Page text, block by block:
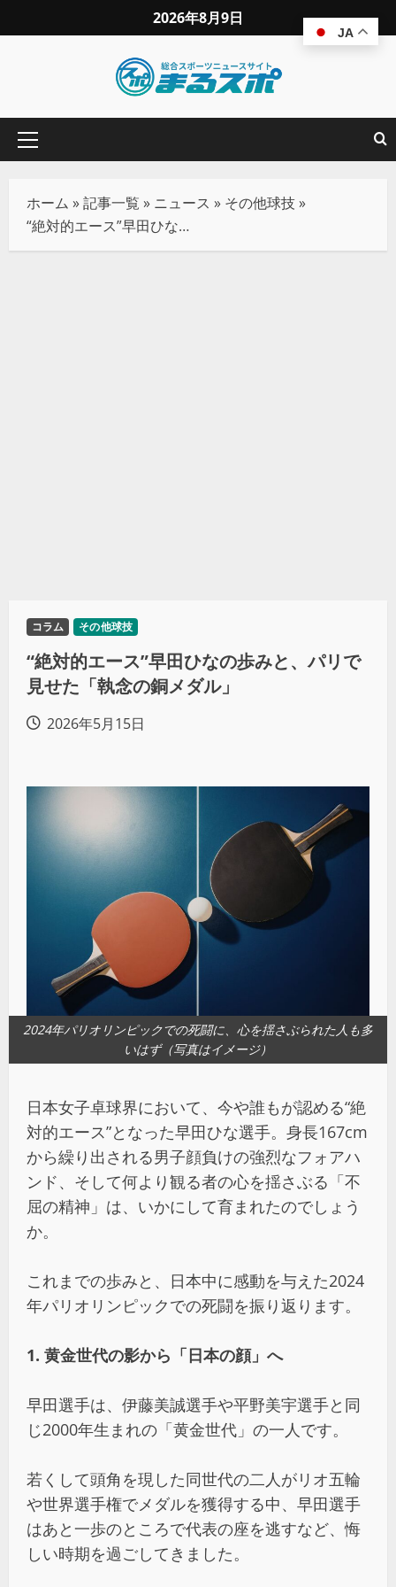
2026年8月9日
ホーム »記事一覧 » ニュース » その他球技»
“絶対的エース”早田ひなの歩みと、パリで見せた「執念の銅メダル」
コラム その他球技
“絶対的エース”早田ひなの歩みと、パリで
見せた「執念の銅メダル」
2026年5月15日
2024年パリオリンピックでの死闘に、心を揺さぶられた人も多
いはず（写真はイメージ）
日本女子卓球界において、今や誰もが認める“絶
対的エース”となった早田ひな選手。身長167cm
から繰り出される男子顔負けの強烈なフォアハ
ンド、そして何より観る者の心を揺さぶる「不
屈の精神」は、いかにして育まれたのでしょう
か。
これまでの歩みと、日本中に感動を与えた2024
年パリオリンピックでの死闘を振り返ります。
1. 黄金世代の影から「日本の顔」へ
早田選手は、伊藤美誠選手や平野美宇選手と同
じ2000年生まれの「黄金世代」の一人です。
若くして頭角を現した同世代の二人がリオ五輪
や世界選手権でメダルを獲得する中、早田選手
はあと一歩のところで代表の座を逃すなど、悔
しい時期を過ごしてきました。
JA